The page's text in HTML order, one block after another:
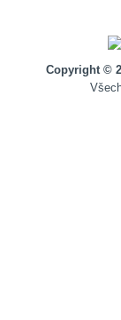
Copyright ©